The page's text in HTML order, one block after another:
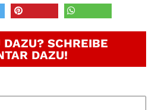
SCHREIBE
DAZU!